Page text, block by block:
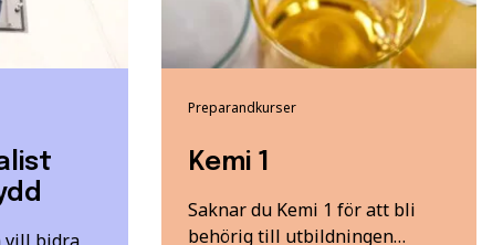
Preparandkurser
Kemi 1
Saknar du Kemi 1 för att bli
behörig till utbildningen…